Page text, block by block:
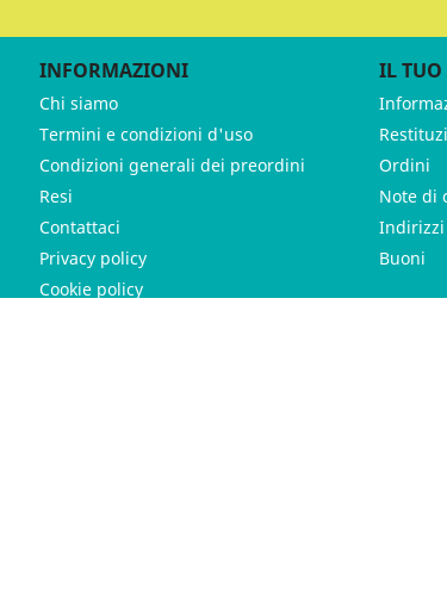
INFORMAZIONI
Chi siamo
Termini e condizioni d'uso
Condizioni generali dei preordini
Resi
Contattaci
Privacy policy
Cookie policy
IL TUO
Ordini
Note di
Indirizzi
Buoni